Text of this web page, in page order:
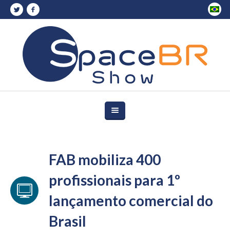
FAB mobiliza 400
profissionais para 1º
lançamento comercial do
Brasil